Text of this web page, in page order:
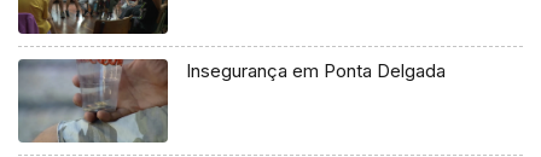
Insegurança em Ponta Delgada